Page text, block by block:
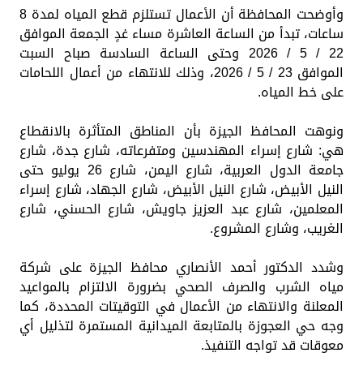
وأوضحت المحافظة أن الأعمال تستلزم قطع المياه لمدة 8
ساعات، تبدأ من الساعة العاشرة مساء غدٍ الجمعة الموافق
22 / 5 / 2026 وحتى الساعة السادسة صباح السبت
الموافق 23 / 5 / 2026، وذلك للانتهاء من أعمال اللحامات
على خط المياه.
ونوهت المحافظ الجيزة بأن المناطق المتأثرة بالانقطاع
هي: شارع إسراء المهندسين ومتفرعاته، شارع جدة، شارع
جامعة الدول العربية، شارع اليمن، شارع 26 يوليو حتى
النيل الأبيض، شارع النيل الأبيض، شارع الجهاد، شارع إسراء
المعلمين، شارع عبد العزيز جاويش، شارع الحسني، شارع
الغريب، وشارع المشروع.
وشدد الدكتور أحمد الأنصاري محافظ الجيزة على شركة
مياه الشرب والصرف الصحي بضرورة الالتزام بالمواعيد
المعلنة والانتهاء من الأعمال في التوقيتات المحددة، كما
وجه حي العجوزة بالمتابعة الميدانية المستمرة لتذليل أي
معوقات قد تواجه التنفيذ.